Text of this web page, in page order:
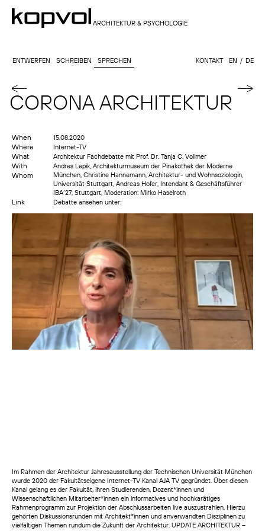
ARCHITEKTUR & PSYCHOLOGIE
ENTWERFEN SCHREIBEN SPRECHEN KONTAKT EN DE
CORONA ARCHITEKTUR
When 15.08.2020
Where Internet-TV
What Architektur Fachdebatte mit Prof. Dr. Tanja C. Vollmer
With
Whom
Andres Lepik, Architekturmuseum der Pinakothek der Moderne
München, Christine Hannemann, Architektur- und Wohnsoziologin,
Universität Stuttgart, Andreas Hofer, Intendant & Geschäftsführer
IBA´27, Stuttgart, Moderation: Mirko Haselroth
Link Debatte ansehen unter:
Im Rahmen der Architektur Jahresausstellung der Technischen Universität München
wurde 2020 der Fakultätseigene Internet-TV Kanal AJA TV gegründet. Über diesen
Kanal gelang es der Fakultät, ihren Studierenden, Dozent*innen und
Wissenschaftlichen Mitarbeiter*innen ein informatives und hochkarätiges
Rahmenprogramm zur Projektion der Abschlussarbeiten live auszustrahlen. Hierzu
gehörten Diskussionsrunden mit Architekt*innen und anverwandten Disziplinen zu
vielfältigen Themen rundum die Zukunft der Architektur. UPDATE ARCHITEKTUR –